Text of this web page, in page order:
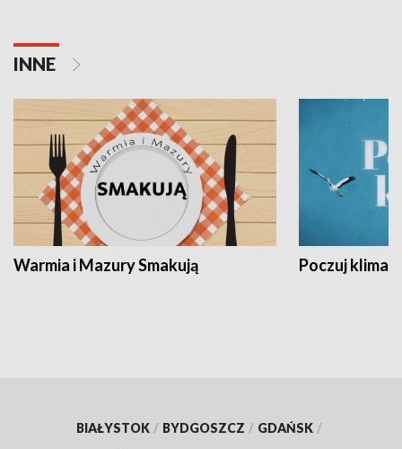
INNE
Warmia i Mazury Smakują Poczuj klimat
BIAŁYSTOK / BYDGOSZCZ / GDAŃSK /